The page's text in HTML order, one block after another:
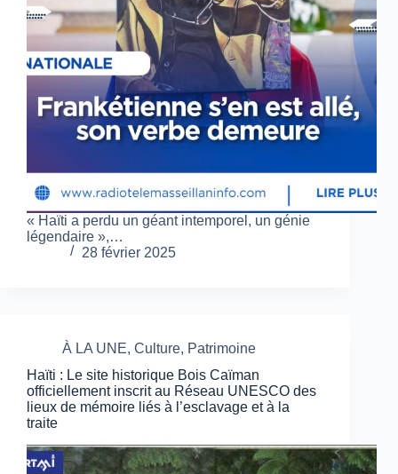
« Haïti a perdu un géant intemporel, un génie
légendaire »,…
28 février 2025
À LA UNE, Culture, Patrimoine
Haïti : Le site historique Bois Caïman
officiellement inscrit au Réseau UNESCO des
lieux de mémoire liés à l’esclavage et à la
traite